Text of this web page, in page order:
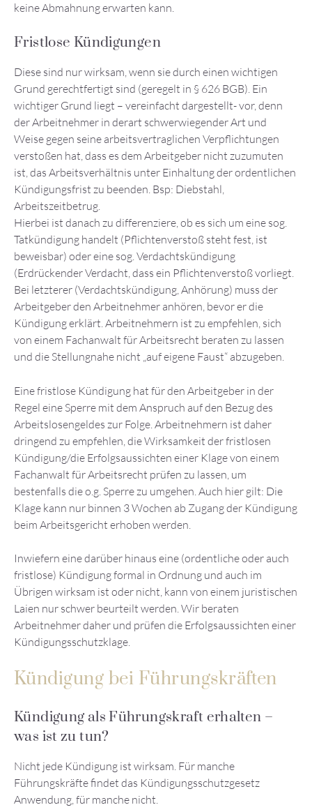
keine Abmahnung erwarten kann.
Fristlose Kündigungen
Diese sind nur wirksam, wenn sie durch einen wichtigen
Grund gerechtfertigt sind (geregelt in § 626 BGB). Ein
wichtiger Grund liegt – vereinfacht dargestellt- vor, denn
der Arbeitnehmer in derart schwerwiegender Art und
Weise gegen seine arbeitsvertraglichen Verpflichtungen
verstoßen hat, dass es dem Arbeitgeber nicht zuzumuten
ist, das Arbeitsverhältnis unter Einhaltung der ordentlichen
Kündigungsfrist zu beenden. Bsp: Diebstahl,
Arbeitszeitbetrug.
Hierbei ist danach zu differenziere, ob es sich um eine sog.
Tatkündigung handelt (Pflichtenverstoß steht fest, ist
beweisbar) oder eine sog. Verdachtskündigung
(Erdrückender Verdacht, dass ein Pflichtenverstoß vorliegt.
Bei letzterer (Verdachtskündigung, Anhörung) muss der
Arbeitgeber den Arbeitnehmer anhören, bevor er die
Kündigung erklärt. Arbeitnehmern ist zu empfehlen, sich
von einem Fachanwalt für Arbeitsrecht beraten zu lassen
und die Stellungnahe nicht „auf eigene Faust“ abzugeben.
Eine fristlose Kündigung hat für den Arbeitgeber in der
Regel eine Sperre mit dem Anspruch auf den Bezug des
Arbeitslosengeldes zur Folge. Arbeitnehmern ist daher
dringend zu empfehlen, die Wirksamkeit der fristlosen
Kündigung/die Erfolgsaussichten einer Klage von einem
Fachanwalt für Arbeitsrecht prüfen zu lassen, um
bestenfalls die o.g. Sperre zu umgehen. Auch hier gilt: Die
Klage kann nur binnen 3 Wochen ab Zugang der Kündigung
beim Arbeitsgericht erhoben werden.
Inwiefern eine darüber hinaus eine (ordentliche oder auch
fristlose) Kündigung formal in Ordnung und auch im
Übrigen wirksam ist oder nicht, kann von einem juristischen
Laien nur schwer beurteilt werden. Wir beraten
Arbeitnehmer daher und prüfen die Erfolgsaussichten einer
Kündigungsschutzklage.
Kündigung bei Führungskräften
Kündigung als Führungskraft erhalten –
was ist zu tun?
Nicht jede Kündigung ist wirksam. Für manche
Führungskräfte findet das Kündigungsschutzgesetz
Anwendung, für manche nicht.